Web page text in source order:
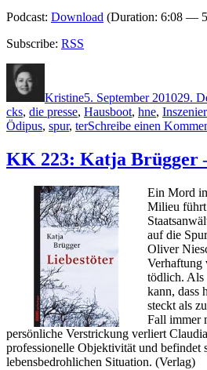
Podcast: Download (Duration: 6:08 —
Subscribe: RSS
Kristine5. September 201029.
cks, die presse, Hausboot, hne,
Ödipus, spur, terSchreibe einen
KK 223: Katja Brügger
Ein Mord
Milieu führt
auf die
Oliver
Verhaftung
tödlich. Als
kann, dass
steckt als
Fall immer
persönliche Verstrickung verliert
professionelle Objektivität und befindet
lebensbedrohlichen Situation. (Verlag)